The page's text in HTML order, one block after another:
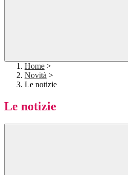
Home >
Novità >
Le notizie
Le notizie